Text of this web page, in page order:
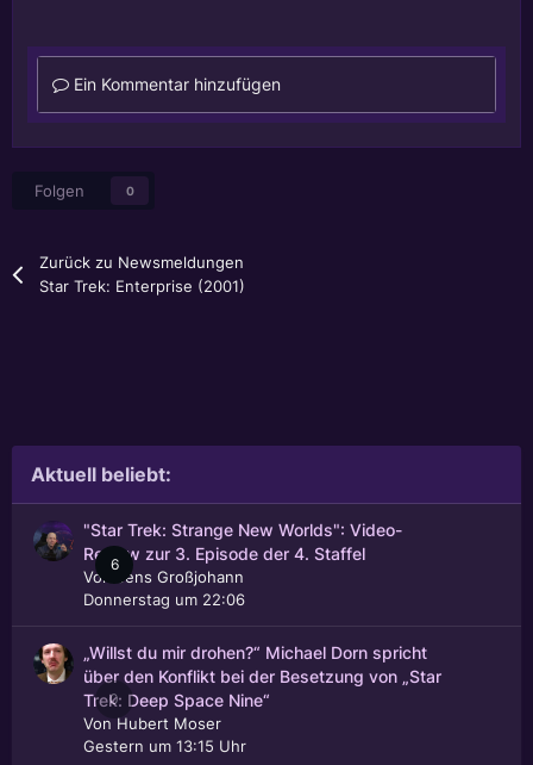
Ein Kommentar hinzufügen
Folgen 0
Zurück zu Newsmeldungen
Star Trek: Enterprise (2001)
Aktuell beliebt:
6
"Star Trek: Strange New Worlds": Video-
Review zur 3. Episode der 4. Staffel
Von
Jens Großjohann
Donnerstag um 22:06
0
„Willst du mir drohen?“ Michael Dorn spricht
über den Konflikt bei der Besetzung von „Star
Trek: Deep Space Nine“
Von Hubert Moser
Gestern um 13:15 Uhr